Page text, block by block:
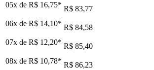
05x de R$ 16,75* R$ 83,77
06x de R$ 14,10* R$ 84,58
07x de R$ 12,20* R$ 85,40
08x de R$ 10,78* R$ 86,23